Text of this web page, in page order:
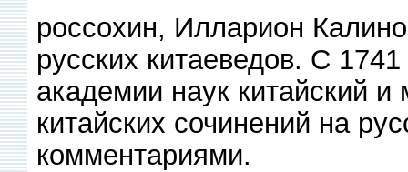
россохин, Илларион
русских китаеведов. С
академии наук китайский
китайских сочинений на
комментариями.